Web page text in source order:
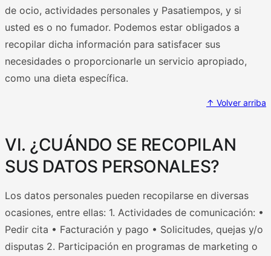
de ocio, actividades personales y Pasatiempos, y si
usted es o no fumador. Podemos estar obligados a
recopilar dicha información para satisfacer sus
necesidades o proporcionarle un servicio apropiado,
como una dieta específica.
↑ Volver arriba
VI. ¿CUÁNDO SE RECOPILAN
SUS DATOS PERSONALES?
Los datos personales pueden recopilarse en diversas
ocasiones, entre ellas: 1. Actividades de comunicación: •
Pedir cita • Facturación y pago • Solicitudes, quejas y/o
disputas 2. Participación en programas de marketing o